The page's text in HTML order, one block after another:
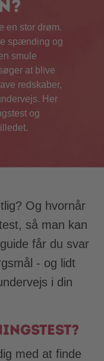
en stor drøm.
spænding og
smule
at blive
redskaber,
Her
og
Og hvornår
så man kan
får du svar
- og lidt
i din
med at finde